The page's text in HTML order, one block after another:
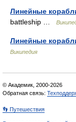
Линейные
battleship …
Линейные
Википедия
© Академик, 2000-2026
Обратная связь:
👣 Путешествия